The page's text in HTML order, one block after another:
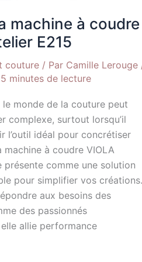
machine à coudre
E215
couture / Par Camille Lerouge
5 minutes de lecture
le monde de la couture peut
complexe, surtout lorsqu’il
l’outil idéal pour concrétiser
machine à coudre VIOLA
présente comme une solution
pour simplifier vos créations.
aux besoins des
des passionnés
allie performance